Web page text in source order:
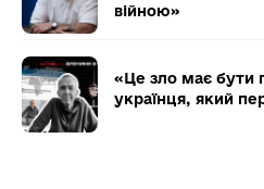
війною»
«Це зло має бути
українця, який